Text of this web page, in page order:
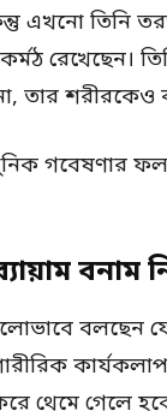
এখনো তিনি
রেখেছেন।
তার শরীরকেও
গবেষণার
বনাম
বলছেন
থেমে গেলে